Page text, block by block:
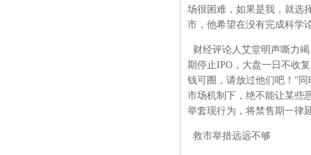
场很困难，如果是我，就选
市，他希望在没有完成科学
财经评论人艾堂明声嘶力
期停止IPO，大盘一日不收
钱可圈，请放过他们吧！”
市场机制下，绝不能让某些
举套现行为，将禁售期一律
救市举措远远不够